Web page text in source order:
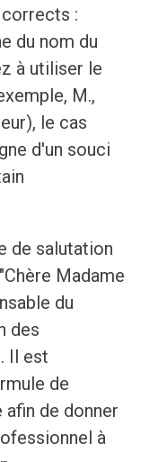
:
du nom du
à utiliser le
M.,
le cas
d'un souci
de salutation
Madame
du
des
Il est
de
de donner
à